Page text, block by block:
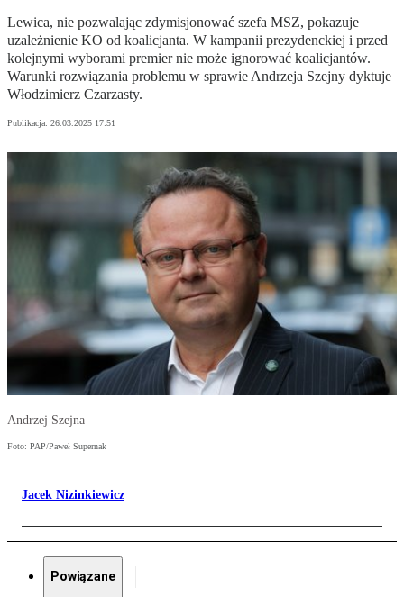
Lewica, nie pozwalając zdymisjonować szefa MSZ, pokazuje
uzależnienie KO od koalicjanta. W kampanii prezydenckiej i przed
kolejnymi wyborami premier nie może ignorować koalicjantów.
Warunki rozwiązania problemu w sprawie Andrzeja Szejny dyktuje
Włodzimierz Czarzasty.
Publikacja: 26.03.2025 17:51
Andrzej Szejna
Foto: PAP/Paweł Supernak
Jacek Nizinkiewicz
Powiązane